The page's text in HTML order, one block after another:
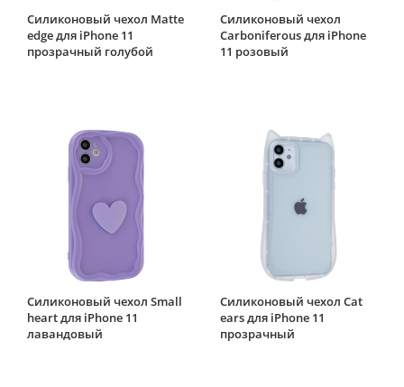
Силиконовый чехол Matte
edge для iPhone 11
прозрачный голубой
Силиконовый чехол
Carboniferous для iPhone
11 розовый
Силиконовый чехол Small
heart для iPhone 11
лавандовый
Силиконовый чехол Cat
ears для iPhone 11
прозрачный